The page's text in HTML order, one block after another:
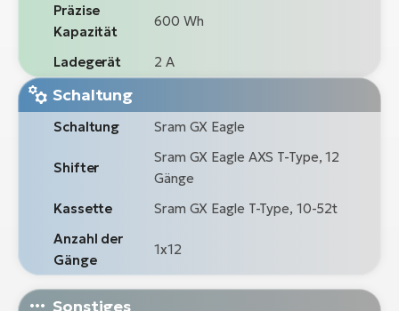
Präzise
Kapazität
600 Wh
Ladegerät 2 A
Schaltung
Schaltung Sram GX Eagle
Shifter
Sram GX Eagle AXS T-Type, 12
Gänge
Kassette
Sram GX Eagle T-Type, 10-52t
Anzahl der
Gänge
1x12
Sonstiges